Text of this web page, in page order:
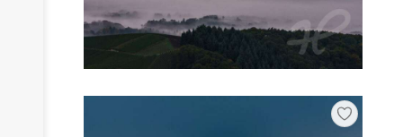
WIR DRUCKEN IHR BILD
AUSSTELLUNGEN